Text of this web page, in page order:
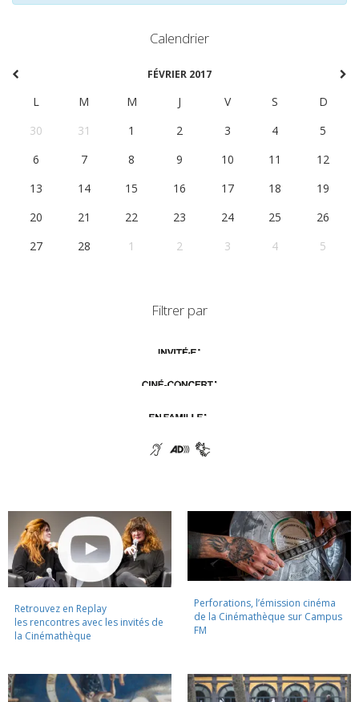
Calendrier
FÉVRIER 2017
L M M J V S
D
30
31 1 2 3 4
5
6
7 8 9 10 11
12
13
14 15 16 17 18
19
20
21 22 23 24 25
26
27
28 1 2 3 4 5
Filtrer par
Retrouvez en Replay
les rencontres avec les invités de
la Cinémathèque
Perforations, l’émission cinéma
de la Cinémathèque sur Campus
FM